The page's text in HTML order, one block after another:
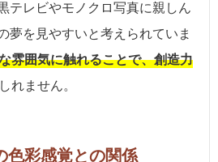
テレビやモノクロ写真に親しん
夢を見やすいと考えられていま
雰囲気に触れることで、創造力
れません。
色彩感覚との関係